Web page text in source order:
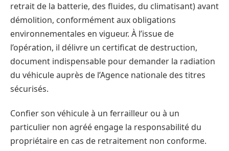
retrait de la batterie, des fluides, du climatisant) avant
démolition, conformément aux obligations
environnementales en vigueur. À l’issue de
l’opération, il délivre un certificat de destruction,
document indispensable pour demander la radiation
du véhicule auprès de l’Agence nationale des titres
sécurisés.
Confier son véhicule à un ferrailleur ou à un
particulier non agréé engage la responsabilité du
propriétaire en cas de retraitement non conforme.